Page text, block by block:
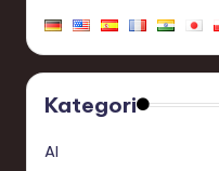
Kategori
AI